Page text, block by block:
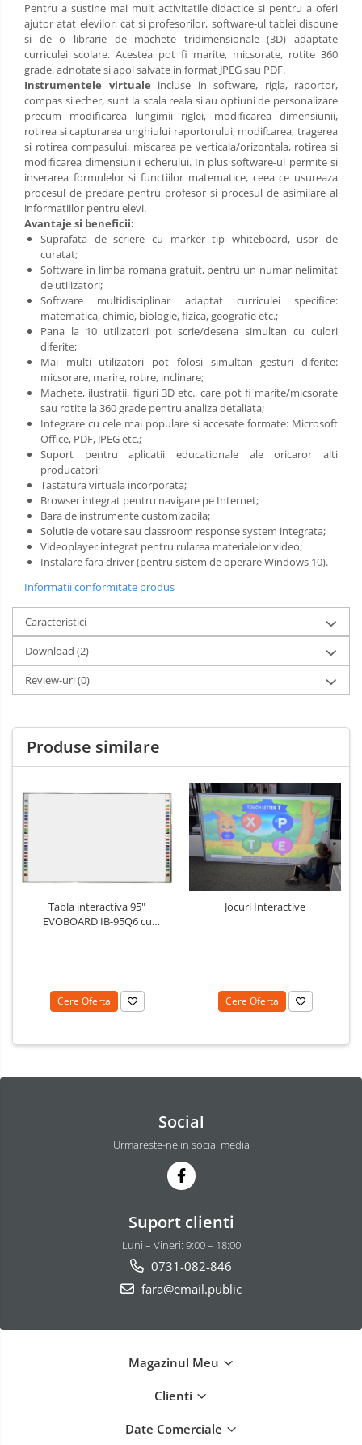
Pentru a sustine mai mult activitatile didactice si pentru a oferi
ajutor atat elevilor, cat si profesorilor, software-ul tablei dispune
si de o librarie de machete tridimensionale (3D) adaptate
curriculei scolare. Acestea pot fi marite, micsorate, rotite 360
grade, adnotate si apoi salvate in format JPEG sau PDF.
Instrumentele virtuale incluse in software, rigla, raportor,
compas si echer, sunt la scala reala si au optiuni de personalizare
precum modificarea lungimii riglei, modificarea dimensiunii,
rotirea si capturarea unghiului raportorului, modifcarea, tragerea
si rotirea compasului, miscarea pe verticala/orizontala, rotirea si
modificarea dimensiunii echerului. In plus software-ul permite si
inserarea formulelor si functiilor matematice, ceea ce usureaza
procesul de predare pentru profesor si procesul de asimilare al
informatiilor pentru elevi.
Avantaje si beneficii:
Suprafata de scriere cu marker tip whiteboard, usor de
curatat;
Software in limba romana gratuit, pentru un numar nelimitat
de utilizatori;
Software multidisciplinar adaptat curriculei specifice:
matematica, chimie, biologie, fizica, geografie etc.;
Pana la 10 utilizatori pot scrie/desena simultan cu culori
diferite;
Mai multi utilizatori pot folosi simultan gesturi diferite:
micsorare, marire, rotire, inclinare;
Machete, ilustratii, figuri 3D etc., care pot fi marite/micsorate
sau rotite la 360 grade pentru analiza detaliata;
Integrare cu cele mai populare si accesate formate: Microsoft
Office, PDF, JPEG etc.;
Suport pentru aplicatii educationale ale oricaror alti
producatori;
Tastatura virtuala incorporata;
Browser integrat pentru navigare pe Internet;
Bara de instrumente customizabila;
Solutie de votare sau classroom response system integrata;
Videoplayer integrat pentru rularea materialelor video;
Instalare fara driver (pentru sistem de operare Windows 10).
Informatii conformitate produs
Caracteristici
Download (2)
Review-uri(0)
Produse similare
Tabla interactiva 95"
EVOBOARD IB-95Q6 cu
Cere Oferta
Jocuri Interactive
Cere Oferta
Social
Urmareste-ne in social media
Suport clienti
Luni – Vineri: 9:00 – 18:00
0731-082-846
fara@email.public
Magazinul Meu
Clienti
Date Comerciale